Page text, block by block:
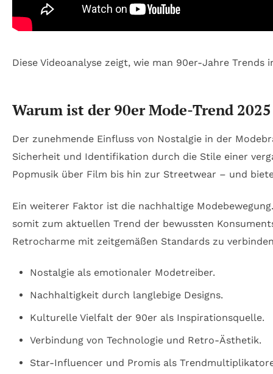
Diese Videoanalyse zeigt, wie man 90er-Jahre
Warum ist der 90er Mode-Trend
Der zunehmende Einfluss von Nostalgie in der
Sicherheit und Identifikation durch die Stile einer
Popmusik über Film bis hin zur Streetwear – und
Ein weiterer Faktor ist die nachhaltige
somit zum aktuellen Trend der bewussten
Retrocharme mit zeitgemäßen Standards zu
Nostalgie als emotionaler Modetreiber.
Nachhaltigkeit durch langlebige Designs.
Kulturelle Vielfalt der 90er als Inspirationsquelle.
Verbindung von Technologie und Retro-Ästhetik.
Star-Influencer und Promis als